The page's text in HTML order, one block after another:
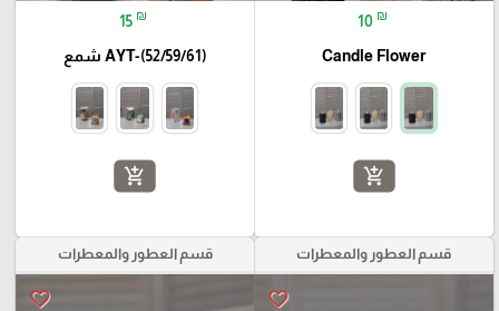
10 ₪
Candle Flower
add_shopping_cart
15 ₪
AYT-(52/59/61) شمع
add_shopping_cart
قسم العطور والمعطرات
favorite_border
قسم العطور والمعطرات
favorite_border